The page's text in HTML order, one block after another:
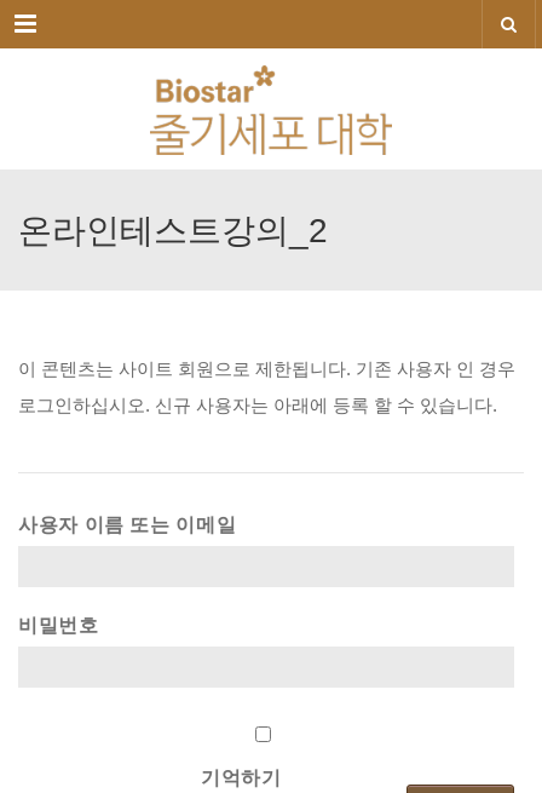
메뉴
온라인테스트강의_2
이 콘텐츠는 사이트 회원으로 제한됩니다. 기존 사용자 인 경우
로그인하십시오. 신규 사용자는 아래에 등록 할 수 있습니다.
사용자 이름 또는 이메일
비밀번호
기억하기